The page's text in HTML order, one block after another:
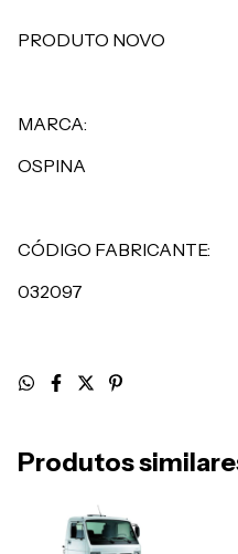
PRODUTO NOVO
MARCA:
OSPINA
CÓDIGO FABRICANTE:
032097
Produtos